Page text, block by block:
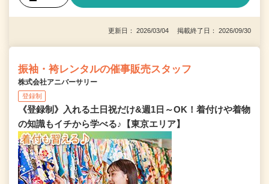
更新日： 2026/03/04 掲載終了日： 2026/09/30
振袖・袴レンタルの催事販売スタッフ
株式会社アニバーサリー
登録制
《登録制》入れる土日祝だけ&週1日～OK！着付けや着物
の知識もイチから学べる♪【東京エリア】